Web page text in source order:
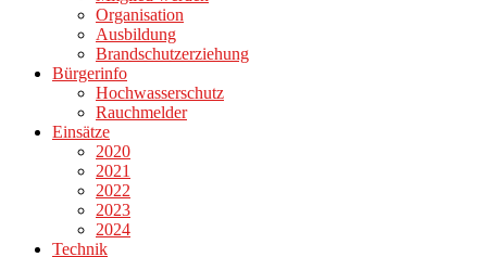
Organisation
Ausbildung
Brandschutzerziehung
Bürgerinfo
Hochwasserschutz
Rauchmelder
Einsätze
2020
2021
2022
2023
2024
Technik